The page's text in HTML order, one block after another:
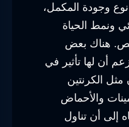
وجودة المكمل،
ونمط الحياة
هناك بعض
أن لها تأثير في
الكرنتين
والأحماض
إلى أن تناول